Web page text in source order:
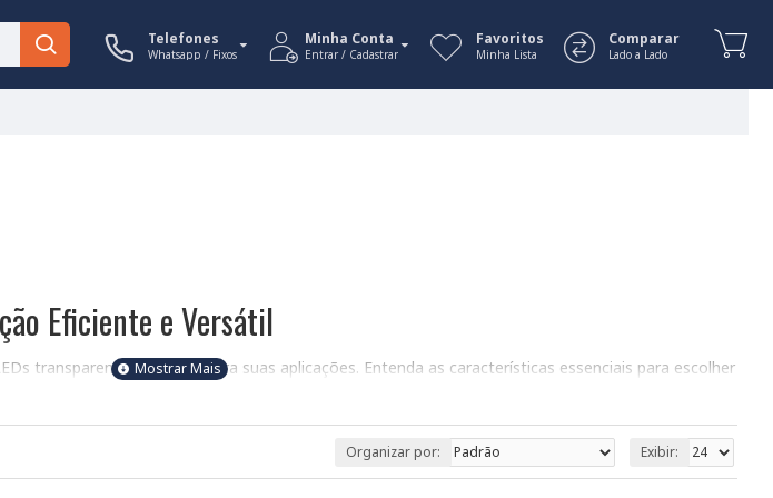
Telefones
Whatsapp / Fixos
Minha Conta
Entrar / Cadastrar
Favoritos
Minha Lista
Comparar
Lado a Lado
Eficiente e Versátil
transparentes de 5mm para suas aplicações. Entenda as características essenciais para escolher
ideais para projetos compactos. Requerem estações de solda especializadas.
Organizar por: Exibir: